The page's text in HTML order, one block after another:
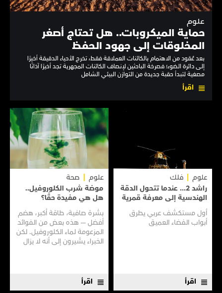
علوم
حماية الميكروبات.. هل تحتاج أصغر
المخلوقات إلى جهود الحفظ
بعد عُقود من الاهتمام بالكائنات العملاقة فقط، تخرج الأحياء الدقيقة أخيرًا
إلى دائرة الضوء؛ فصرخة الباحثين لإنصاف الكائنات المجهرية تجد أخيرًا آذانًا
مصغية لتبدأ حقبة جديدة من التوازن البيئي الشامل
اقرأ
علوم
فلك
راشد 2... عندما تتحول الدقة
الهندسية إلى معرفة قمرية
أول مستكشف عربي يطرق
أبواب الفضاء العميق
اقرأ
علوم
صحة
موضة شرب الكلوروفيل..
هل هي مفيدة حقًا؟
بشرة صافية، طاقة أكبر، هضم
أفضل — هذه بعض من الفوائد
المزعومة لماء الكلوروفيل. لكن
الخبراء يشيرون إلى أنه لا يزال
اقرأ